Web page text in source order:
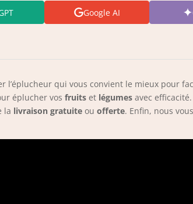
Google AI
l’éplucheur qui vous convient le mieux pour
éplucher vosfruits et légumes avec
la livraison gratuite ouofferte. Enfin, nous